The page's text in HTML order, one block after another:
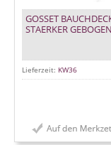
GOSSET
STAERKER
Lieferzeit: KW36